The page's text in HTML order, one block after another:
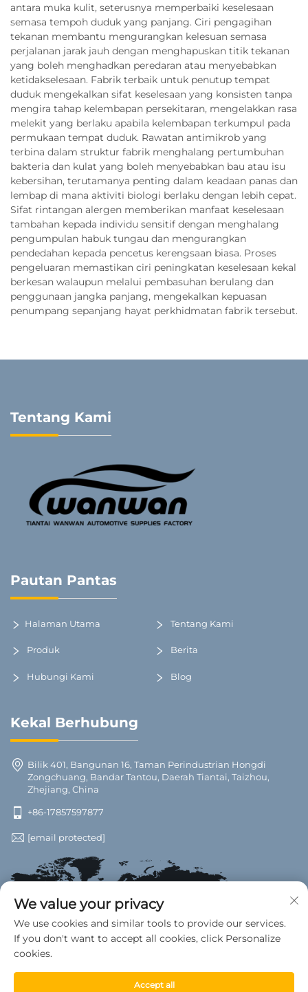
antara muka kulit, seterusnya memperbaiki keselesaan
semasa tempoh duduk yang panjang. Ciri pengagihan
tekanan membantu mengurangkan kelesuan semasa
perjalanan jarak jauh dengan menghapuskan titik tekanan
yang boleh menghadkan peredaran atau menyebabkan
ketidakselesaan. Fabrik terbaik untuk penutup tempat
duduk mengekalkan sifat keselesaan yang konsisten tanpa
mengira tahap kelembapan persekitaran, mengelakkan rasa
melekit yang berlaku apabila kelembapan terkumpul pada
permukaan tempat duduk. Rawatan antimikrob yang
terbina dalam struktur fabrik menghalang pertumbuhan
bakteria dan kulat yang boleh menyebabkan bau atau isu
kebersihan, terutamanya penting dalam keadaan panas dan
lembap di mana aktiviti biologi berlaku dengan lebih cepat.
Sifat rintangan alergen memberikan manfaat keselesaan
tambahan kepada individu sensitif dengan menghalang
pengumpulan habuk tungau dan mengurangkan
pendedahan kepada pencetus kerengsaan biasa. Proses
pengeluaran memastikan ciri peningkatan keselesaan kekal
berkesan walaupun melalui pembasuhan berulang dan
penggunaan jangka panjang, mengekalkan kepuasan
penumpang sepanjang hayat perkhidmatan fabrik tersebut.
Tentang Kami
Pautan Pantas
Halaman Utama Tentang Kami
Produk Berita
Hubungi Kami Blog
Kekal Berhubung
Bilik 401, Bangunan 16, Taman Perindustrian Hongdi
Zongchuang, Bandar Tantou, Daerah Tiantai, Taizhou,
Zhejiang, China
+86-17857597877
[email protected]
We value your privacy
We use cookies and similar tools to provide our services.
If you don't want to accept all cookies, click Personalize
cookies.
Accept all